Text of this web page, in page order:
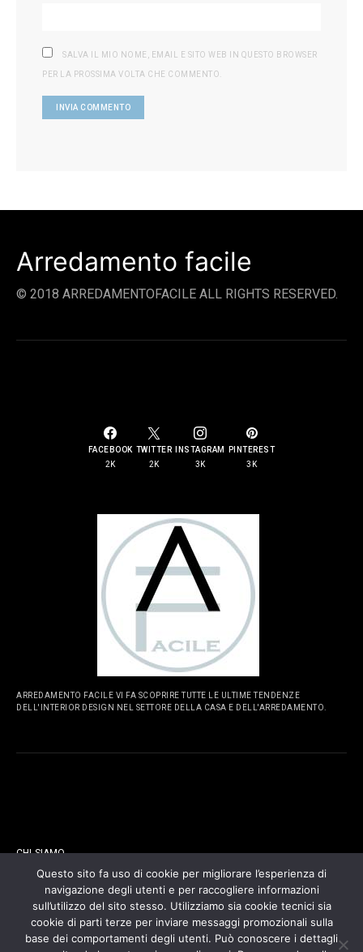
SALVA IL MIO NOME, EMAIL E SITO WEB IN QUESTO BROWSER
PER LA PROSSIMA VOLTA CHE COMMENTO.
Arredamento facile
© 2018 ARREDAMENTOFACILE ALL RIGHTS RESERVED.
FACEBOOK
2K
TWITTER
2K
INSTAGRAM
3K
PINTEREST
3K
ARREDAMENTO FACILE VI FA SCOPRIRE TUTTE LE ULTIME TENDENZE
DELL'INTERIOR DESIGN NEL SETTORE DELLA CASA E DELL'ARREDAMENTO.
CHI SIAMO
CONTATTI
COOKIES POLICY
Questo sito fa uso di cookie per migliorare l’esperienza di
navigazione degli utenti e per raccogliere informazioni
sull’utilizzo del sito stesso. Utilizziamo sia cookie tecnici sia
cookie di parti terze per inviare messaggi promozionali sulla
base dei comportamenti degli utenti. Può conoscere i dettagli